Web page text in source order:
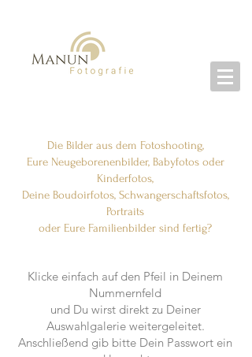
Die Bilder aus dem Fotoshooting,
Eure Neugeborenenbilder, Babyfotos oder
Kinderfotos,
Deine Boudoirfotos, Schwangerschaftsfotos,
Portraits
oder Eure Familienbilder sind fertig?
Klicke einfach auf den Pfeil in Deinem
Nummernfeld
und Du wirst direkt zu Deiner
Auswahlgalerie weitergeleitet.
Anschließend gib bitte Dein Passwort ein